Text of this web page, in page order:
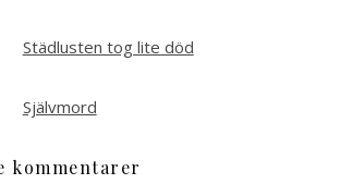
Städlusten tog lite död
Självmord
kommentarer